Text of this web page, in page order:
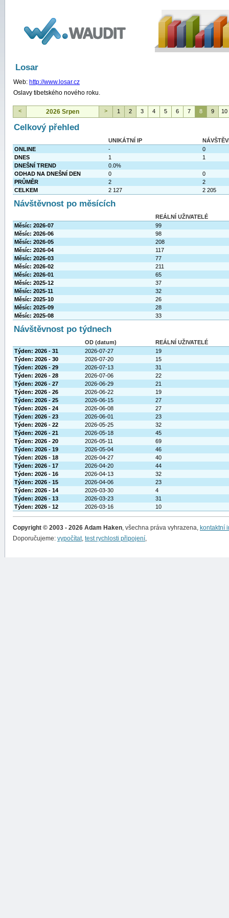
Losar
Web: http://www.losar.cz
Oslavy tibetského nového roku.
< 2026 Srpen > 1 2 3 4 5 6 7 8 9 10
Celkový přehled
UNIKÁTNÍ IP
ONLINE
-
0
DNES
1
1
DNEŠNÍ TREND
0.0%
ODHAD NA DNEŠNÍ DEN
0
0
PRŮMĚR
2
2
CELKEM
2 127 2 205
Návštěvnost po měsících
REÁLNÍ UŽIVATELÉ
Měsíc: 2026-07
99
Měsíc: 2026-06
98
Měsíc: 2026-05
208
Měsíc: 2026-04
117
Měsíc: 2026-03
77
Měsíc: 2026-02
211
Měsíc: 2026-01
65
Měsíc: 2025-12
37
Měsíc: 2025-11
32
Měsíc: 2025-10
26
Měsíc: 2025-09
28
Měsíc: 2025-08
33
Návštěvnost po týdnech
OD (datum)
REÁLNÍ UŽIVATELÉ
Týden: 2026 - 31
2026-07-27
19
Týden: 2026 - 30
2026-07-20
15
Týden: 2026 - 29
2026-07-13
31
Týden: 2026 - 28
2026-07-06
22
Týden: 2026 - 27
2026-06-29
21
Týden: 2026 - 26
2026-06-22
19
Týden: 2026 - 25
2026-06-15
27
Týden: 2026 - 24
2026-06-08
27
Týden: 2026 - 23
2026-06-01
23
Týden: 2026 - 22
2026-05-25
32
Týden: 2026 - 21
2026-05-18
45
Týden: 2026 - 20
2026-05-11
69
Týden: 2026 - 19
2026-05-04
46
Týden: 2026 - 18
2026-04-27
40
Týden: 2026 - 17
2026-04-20
44
Týden: 2026 - 16
2026-04-13
32
Týden: 2026 - 15
2026-04-06
23
Týden: 2026 - 14
2026-03-30
4
Týden: 2026 - 13
2026-03-23
31
Týden: 2026 - 12
2026-03-16 10
Copyright © 2003 - 2026 Adam Haken, všechna práva vyhrazena, kontaktní
Doporučujeme: vypočítat, test rychlosti připojení,